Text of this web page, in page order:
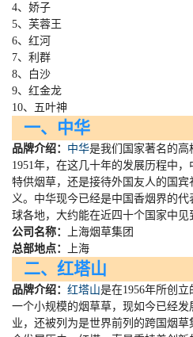
4、娇子
5、芙蓉王
6、红河
7、利群
8、白沙
9、红金龙
10、五叶神
一、中华
品牌介绍： 中华是我们国家著名的
1951年，在这几十年的发展历程中
特供烟草，还是接待外国友人的国
义。中华现今已经是中国香烟界的
球各地，大约能在近四十个国家中见
公司名称：
上海烟草集团
总部地点：
上海
二、红塔山
品牌介绍： 红塔山是在1956年所创立
一个小规模的烟草草，现如今已经
业，还被列为是世界前列的跨国烟